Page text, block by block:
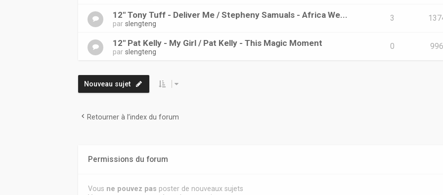
12" Tony Tuff - Deliver Me / Stepheny Samuals - Africa We...
parslengteng
3
12" Pat Kelly - My Girl / Pat Kelly - This Magic Moment
parslengteng
0
Nouveau sujet
Retourner à l’index du forum
Permissions du forum
Vous ne pouvez pas poster de nouveaux sujets